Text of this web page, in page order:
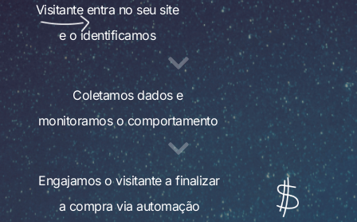
Visitante entra no seu site
e o identificamos
Coletamos dados e
monitoramos o comportamento
Engajamos o visitante a finalizar
a compra via automação